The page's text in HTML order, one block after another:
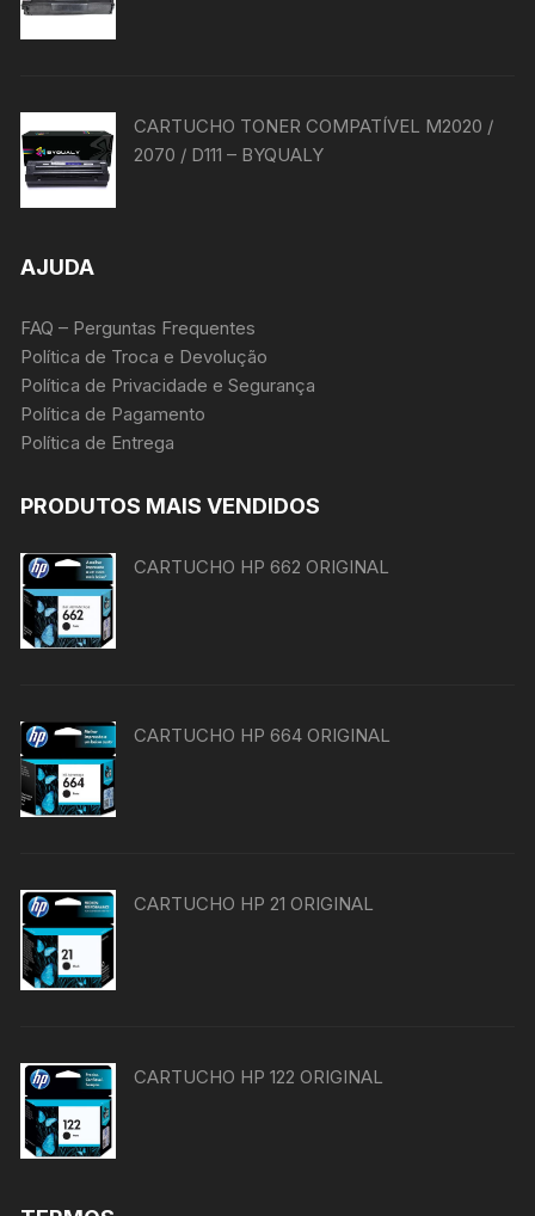
CARTUCHO TONER COMPATÍVEL M2020 /
2070 / D111 – BYQUALY
AJUDA
FAQ – Perguntas Frequentes
Política de Troca e Devolução
Política de Privacidade e Segurança
Política de Pagamento
Política de Entrega
PRODUTOS MAIS VENDIDOS
CARTUCHO HP 662 ORIGINAL
CARTUCHO HP 664 ORIGINAL
CARTUCHO HP 21 ORIGINAL
CARTUCHO HP 122 ORIGINAL